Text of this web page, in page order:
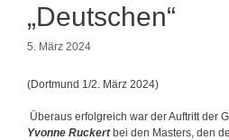
„Deutschen“
5. März 2024
(Dortmund 1/2. März 2024)
Überaus erfolgreich war der Auftritt der
Yvonne Ruckertbei den Masters, den